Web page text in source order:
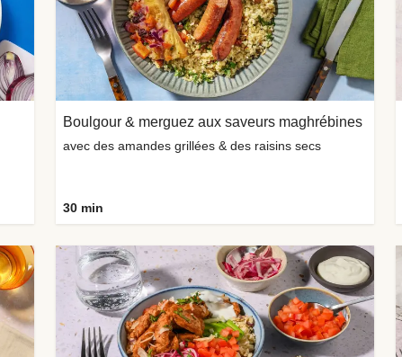
Boulgour & merguez aux saveurs maghrébines
avec des amandes grillées & des raisins secs
30 min